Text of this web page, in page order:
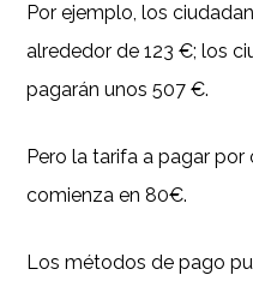
Por ejemplo, los
alrededor de 123 €; los
pagarán unos 507 €.
Pero la tarifa a pagar
comienza en 80€.
Los métodos de pago